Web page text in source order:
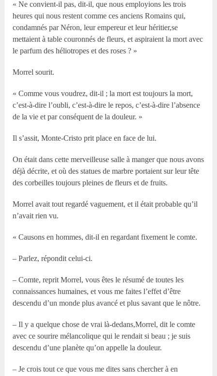
« Ne convient-il pas, dit-il, que nous employions les trois
heures qui nous restent comme ces anciens Romains qui,
condamnés par Néron, leur empereur et leur héritier,se
mettaient à table couronnés de fleurs, et aspiraient la mort avec
le parfum des héliotropes et des roses ? »
Morrel sourit.
« Comme vous voudrez, dit-il ; la mort est toujours la mort,
c’est-à-dire l’oubli, c’est-à-dire le repos, c’est-à-dire l’absence
de la vie et par conséquent de la douleur. »
Il s’assit, Monte-Cristo prit place en face de lui.
On était dans cette merveilleuse salle à manger que nous avons
déjà décrite, et où des statues de marbre portaient sur leur tête
des corbeilles toujours pleines de fleurs et de fruits.
Morrel avait tout regardé vaguement, et il était probable qu’il
n’avait rien vu.
« Causons en hommes, dit-il en regardant fixement le comte.
– Parlez, répondit celui-ci.
– Comte, reprit Morrel, vous êtes le résumé de toutes les
connaissances humaines, et vous me faites l’effet d’être
descendu d’un monde plus avancé et plus savant que le nôtre.
– Il y a quelque chose de vrai là-dedans,Morrel, dit le comte
avec ce sourire mélancolique qui le rendait si beau ; je suis
descendu d’une planète qu’on appelle la douleur.
– Je crois tout ce que vous me dites sans chercher à en